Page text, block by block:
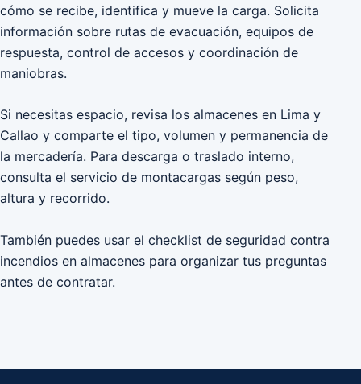
cómo se recibe, identifica y mueve la carga. Solicita
información sobre rutas de evacuación, equipos de
respuesta, control de accesos y coordinación de
maniobras.
Si necesitas espacio, revisa los almacenes en Lima y
Callao y comparte el tipo, volumen y permanencia de
la mercadería. Para descarga o traslado interno,
consulta el servicio de montacargas según peso,
altura y recorrido.
También puedes usar el checklist de seguridad contra
incendios en almacenes para organizar tus preguntas
antes de contratar.